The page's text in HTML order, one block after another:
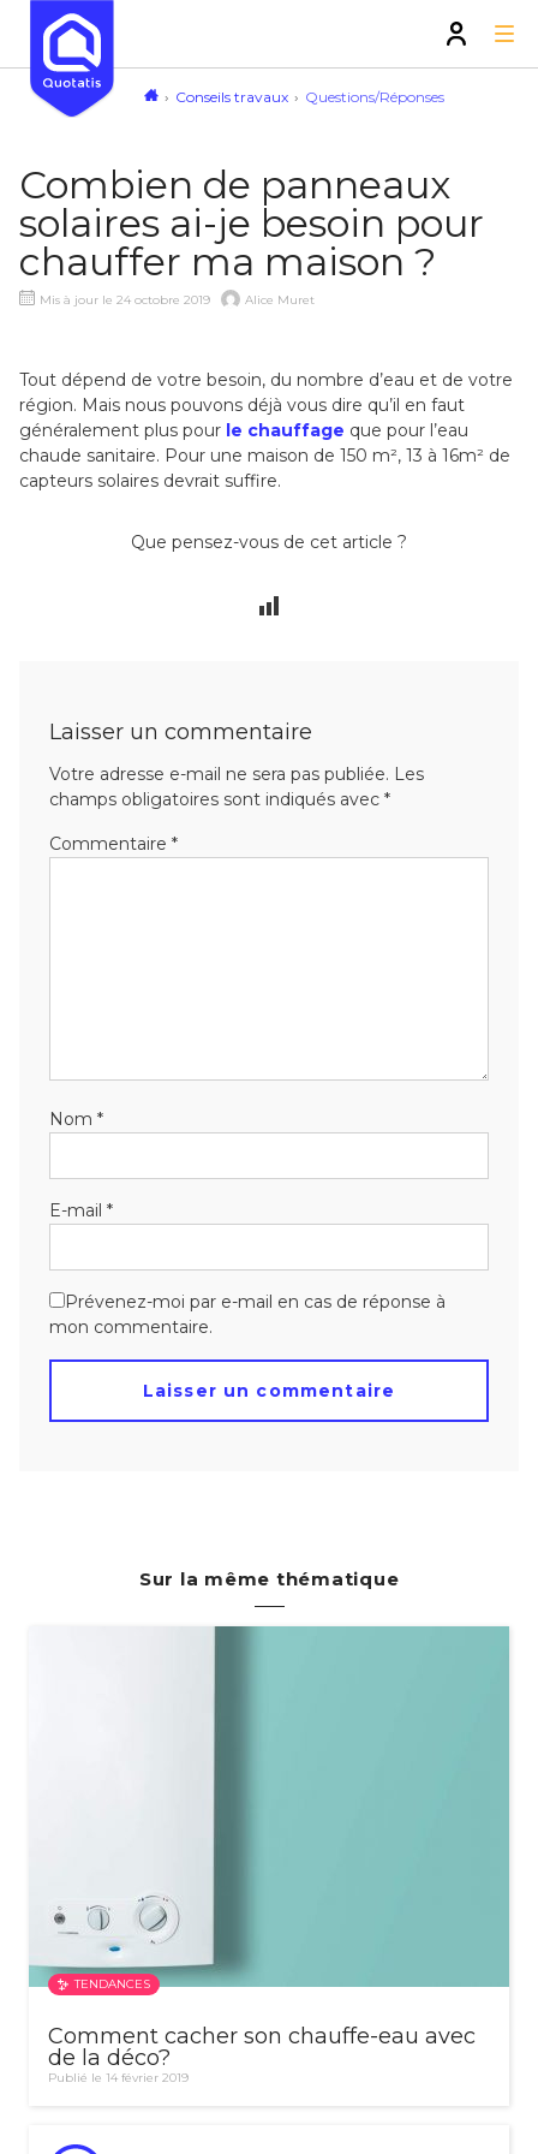
Conseils travaux Questions/Réponses
Combien de panneaux
solaires ai-je besoin pour
chauffer ma maison ?
Mis à jour le 24 octobre 2019 Alice Muret
Tout dépend de votre besoin, du nombre d’eau et de votre
région. Mais nous pouvons déjà vous dire qu’il en faut
généralement plus pour le chauffage que pour l’eau
chaude sanitaire. Pour une maison de 150 m², 13 à 16m² de
capteurs solaires devrait suffire.
Que pensez-vous de cet article ?
Laisser un commentaire
Votre adresse e-mail ne sera pas publiée. Les
champs obligatoires sont indiqués avec *
Commentaire *
Nom *
E-mail *
Prévenez-moi par e-mail en cas de réponse à
mon commentaire.
Sur la même thématique
TENDANCES
Comment cacher son chauffe-eau avec
de la déco?
Publié le 14 février 2019